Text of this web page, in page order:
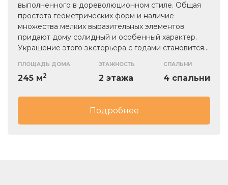
выполненного в дореволюционном стиле. Общая
простота геометрических форм и наличие
множества мелких выразительных элементов
придают дому солидный и особенный характер.
Украшение этого экстерьера с годами становится
наличие подвала позволяют реализовывать
планировочные решения без поиска
организацию зон отдыха, а также технических
Проект реализован на монолитном ленточном
фундаменте. Скатная кровля выполнена из фальца
дом можно дополнительно утеплить.
ПЛОЩАДЬ ДОМА
245 м2
ЭТАЖНОСТЬ
2 этажа
СПАЛЬНИ
4 спальни
Подробнее